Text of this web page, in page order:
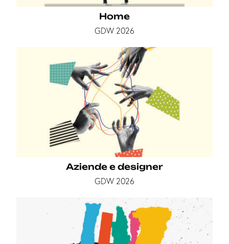
Home
GDW 2026
Aziende e designer
GDW 2026